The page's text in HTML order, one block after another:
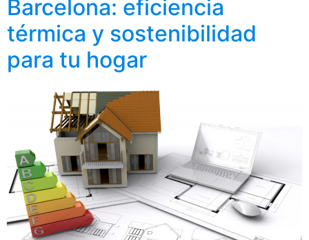
Barcelona: eficiencia
térmica y sostenibilidad
para tu hogar